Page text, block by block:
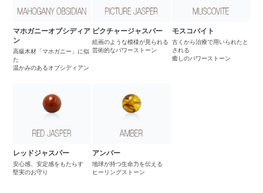
マホガニーオブシディア
ン
高級木材「マホガニー」に似
た
温かみのあるオブシディアン
ピクチャージャスパー
絵画のような模様が見られる
芸術的なパワーストーン
モスコバイト
古くから治療で用いられたと
される
癒しのパワーストーン
レッドジャスパー
安心感、安定感をもたらす
堅実のお守り
アンバー
地球が持つ生命力を伝える
ヒーリングストーン